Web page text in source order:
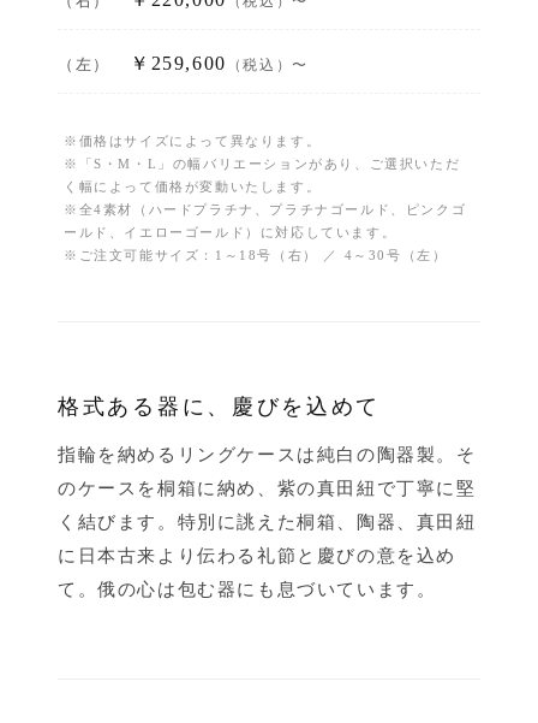
（左） ￥259,600 （税込）〜
※価格はサイズによって異なります。
※「S・M・L」の幅バリエーションがあり、ご選択いただ
く幅によって価格が変動いたします。
※全4素材（ハードプラチナ、プラチナゴールド、ピンクゴ
ールド、イエローゴールド）に対応しています。
※ご注文可能サイズ：1～18号（右） ／ 4～30号（左）
格式ある器に、慶びを込めて
指輪を納めるリングケースは純白の陶器製。そ
のケースを桐箱に納め、紫の真田紐で丁寧に堅
く結びます。特別に誂えた桐箱、陶器、真田紐
に日本古来より伝わる礼節と慶びの意を込め
て。俄の心は包む器にも息づいています。